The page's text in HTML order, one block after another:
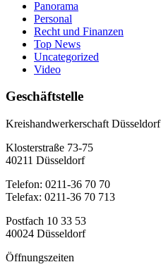
Panorama
Personal
Recht und Finanzen
Top News
Uncategorized
Video
Geschäftstelle
Kreishandwerkerschaft Düsseldorf
Klosterstraße 73-75
40211 Düsseldorf
Telefon: 0211-36 70 70
Telefax: 0211-36 70 713
Postfach 10 33 53
40024 Düsseldorf
Öffnungszeiten